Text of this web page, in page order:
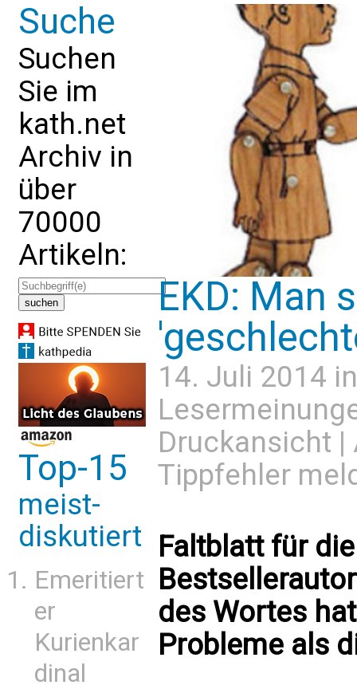
Suche
Suchen
Sie im
kath.net
Archiv in
über
70000
Artikeln:
Top-15
meist-
diskutiert
Emeritiert
er
Kurienkar
dinal
EKD: Man
14. Juli 2014
Druckansicht |
Tippfehler
Faltblatt für
Bestsellerautor
des Wortes
Probleme als